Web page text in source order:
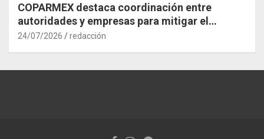
COPARMEX destaca coordinación entre
autoridades y empresas para mitigar el
impacto del Tren México–Querétaro
24/07/2026 redacción